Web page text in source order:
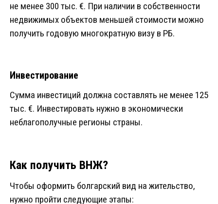
не менее 300 тыс. €. При наличии в собственности
недвижимых объектов меньшей стоимости можно
получить годовую многократную визу в РБ.
Инвестирование
Сумма инвестиций должна составлять не менее 125
тыс. €. Инвестировать нужно в экономически
неблагополучные регионы страны.
Как получить ВНЖ?
Чтобы оформить болгарский вид на жительство,
нужно пройти следующие этапы: